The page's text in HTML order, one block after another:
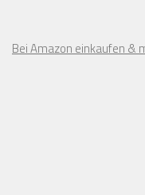
Bei Amazon einkaufen &